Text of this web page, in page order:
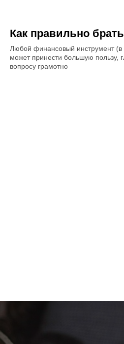
Как правильно
Любой финансовый инструмент (в
может принести большую пользу,
вопросу грамотно